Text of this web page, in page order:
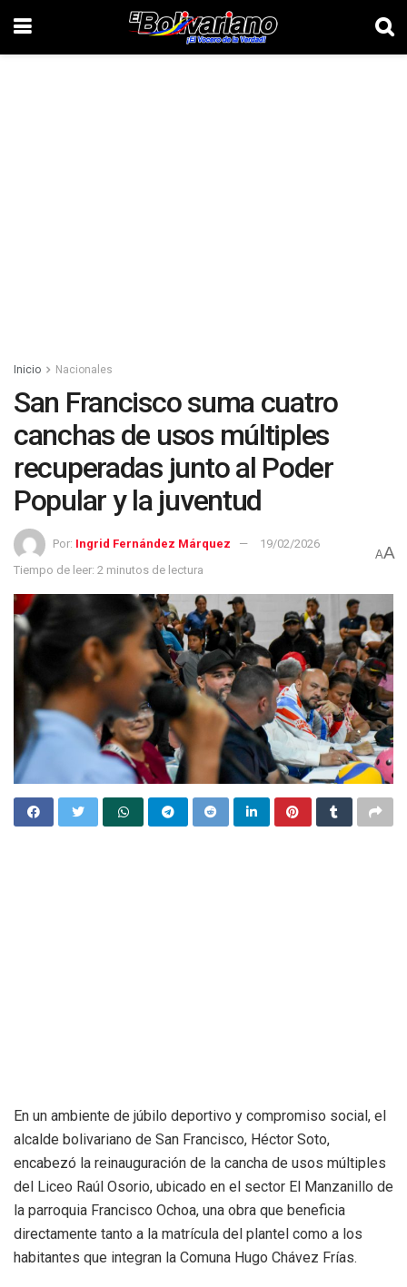
Inicio Nacionales
San Francisco suma cuatro
canchas de usos múltiples
recuperadas junto al Poder
Popular y la juventud
Por: Ingrid Fernández Márquez
19/02/2026
Tiempo de leer: 2 minutos de lectura
AA
En un ambiente de júbilo deportivo y compromiso social, el
alcalde bolivariano de San Francisco, Héctor Soto,
encabezó la reinauguración de la cancha de usos múltiples
del Liceo Raúl Osorio, ubicado en el sector El Manzanillo de
la parroquia Francisco Ochoa, una obra que beneficia
directamente tanto a la matrícula del plantel como a los
habitantes que integran la Comuna Hugo Chávez Frías.